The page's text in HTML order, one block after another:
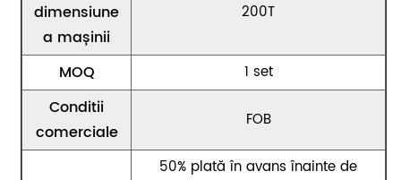
dimensiune
a mașinii
200T
MOQ 1 set
Conditii
comerciale
FOB
50% plată în avans înainte de